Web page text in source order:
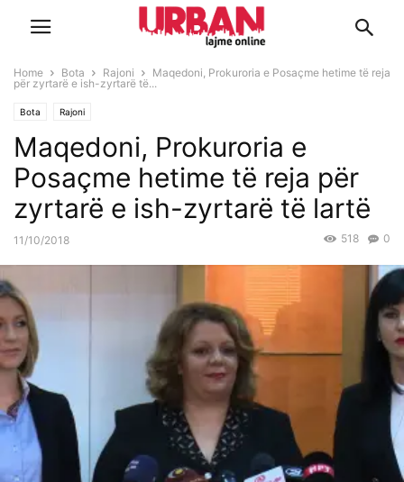
Home Bota Rajoni
Maqedoni, Prokuroria e Posaçme hetime të reja
për zyrtarë e ish-zyrtarë të...
Bota Rajoni
Maqedoni, Prokuroria e
Posaçme hetime të reja për
zyrtarë e ish-zyrtarë të lartë
11/10/2018 0
518